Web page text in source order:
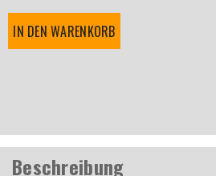
IN DEN WARENKORB
Beschreibung